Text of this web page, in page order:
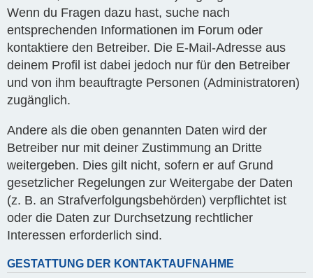
Wenn du Fragen dazu hast, suche nach
entsprechenden Informationen im Forum oder
kontaktiere den Betreiber. Die E-Mail-Adresse aus
deinem Profil ist dabei jedoch nur für den Betreiber
und von ihm beauftragte Personen (Administratoren)
zugänglich.
Andere als die oben genannten Daten wird der
Betreiber nur mit deiner Zustimmung an Dritte
weitergeben. Dies gilt nicht, sofern er auf Grund
gesetzlicher Regelungen zur Weitergabe der Daten
(z. B. an Strafverfolgungsbehörden) verpflichtet ist
oder die Daten zur Durchsetzung rechtlicher
Interessen erforderlich sind.
GESTATTUNG DER KONTAKTAUFNAHME